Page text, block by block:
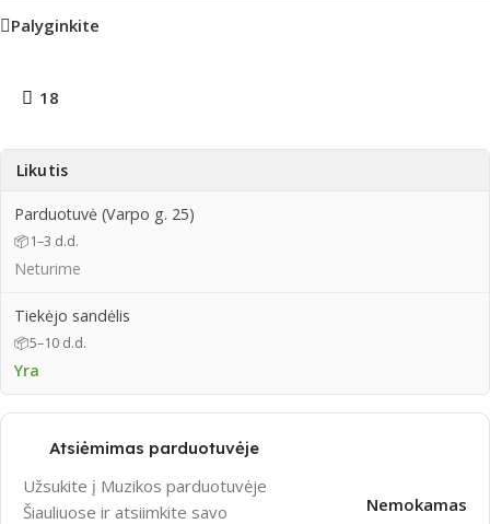
Palyginkite
18
Likutis
Parduotuvė (Varpo g. 25)
📦1–3 d.d.
Neturime
Tiekėjo sandėlis
📦5–10 d.d.
Yra
Atsiėmimas parduotuvėje
Užsukite į Muzikos parduotuvėje
Šiauliuose ir atsiimkite savo
Nemokamas